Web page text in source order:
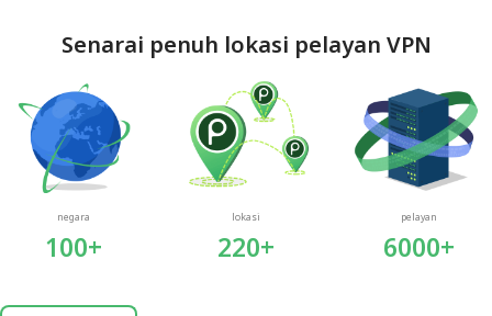
Senarai penuh lokasi pelayan VPN
negara
100+
lokasi
220+
pelayan
6000+